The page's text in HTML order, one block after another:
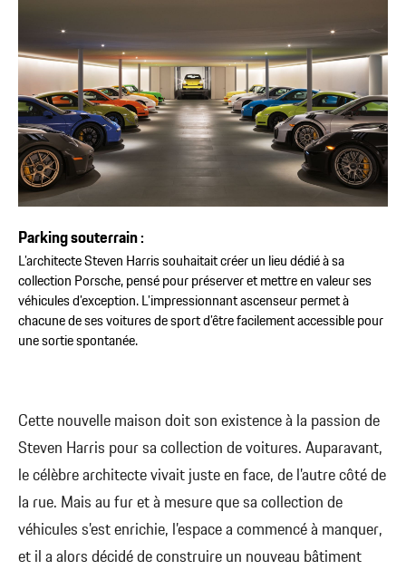
Parking souterrain :
L’architecte Steven Harris souhaitait créer un lieu dédié à sa
collection Porsche, pensé pour préserver et mettre en valeur ses
véhicules d’exception. L’impressionnant ascenseur permet à
chacune de ses voitures de sport d’être facilement accessible pour
une sortie spontanée.
Cette nouvelle maison doit son existence à la passion de
Steven Harris pour sa collection de voitures. Auparavant,
le célèbre architecte vivait juste en face, de l’autre côté de
la rue. Mais au fur et à mesure que sa collection de
véhicules s’est enrichie, l’espace a commencé à manquer,
et il a alors décidé de construire un nouveau bâtiment